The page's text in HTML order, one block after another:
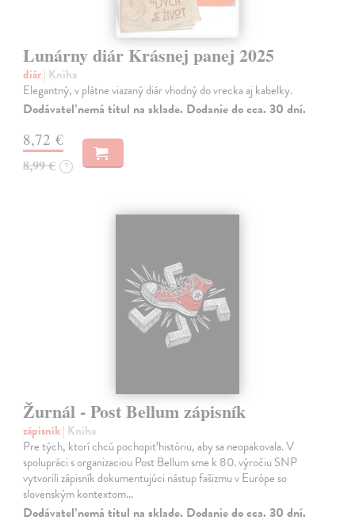
Lunárny diár Krásnej panej 2025
diár| Kniha
Elegantný, v plátne viazaný diár vhodný do vrecka aj kabelky.
Dodávateľ nemá titul na sklade. Dodanie do cca. 30 dní.
8,72 €
8,99 € ?
Žurnál - Post Bellum zápisník
zápisník| Kniha
Pre tých, ktorí chcú pochopiť históriu, aby sa neopakovala. V
spolupráci s organizaciou Post Bellum sme k 80. výročiu SNP
vytvorili zápisník dokumentujúci nástup fašizmu v Európe so
slovenským kontextom…
Dodávateľ nemá titul na sklade. Dodanie do cca. 30 dní.